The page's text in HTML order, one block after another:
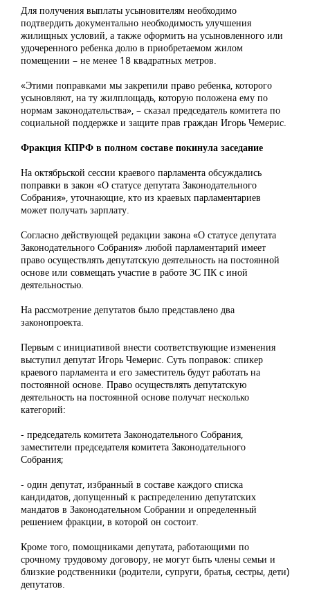
Для получения выплаты усыновителям необходимо
подтвердить документально необходимость улучшения
жилищных условий, а также оформить на усыновленного или
удочеренного ребенка долю в приобретаемом жилом
помещении – не менее 18 квадратных метров.
«Этими поправками мы закрепили право ребенка, которого
усыновляют, на ту жилплощадь, которую положена ему по
нормам законодательства», – сказал председатель комитета по
социальной поддержке и защите прав граждан Игорь Чемерис.
Фракция КПРФ в полном составе покинула заседание
На октябрьской сессии краевого парламента обсуждались
поправки в закон «О статусе депутата Законодательного
Собрания», уточнающие, кто из краевых парламентариев
может получать зарплату.
Согласно действующей редакции закона «О статусе депутата
Законодательного Собрания» любой парламентарий имеет
право осуществлять депутатскую деятельность на постоянной
основе или совмещать участие в работе ЗС ПК с иной
деятельностью.
На рассмотрение депутатов было представлено два
законопроекта.
Первым с инициативой внести соответствующие изменения
выступил депутат Игорь Чемерис. Суть поправок: спикер
краевого парламента и его заместитель будут работать на
постоянной основе. Право осуществлять депутатскую
деятельность на постоянной основе получат несколько
категорий:
- председатель комитета Законодательного Собрания,
заместители председателя комитета Законодательного
Собрания;
- один депутат, избранный в составе каждого списка
кандидатов, допущенный к распределению депутатских
мандатов в Законодательном Собрании и определенный
решением фракции, в которой он состоит.
Кроме того, помощниками депутата, работающими по
срочному трудовому договору, не могут быть члены семьи и
близкие родственники (родители, супруги, братья, сестры, дети)
депутатов.